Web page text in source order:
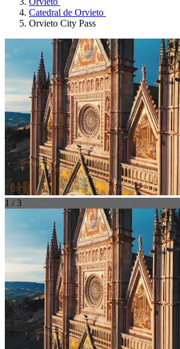
Catedral de Orvieto
Orvieto City Pass
1 / 3